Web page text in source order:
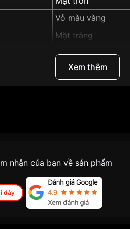
Vỏ màu vàng
Mặt trắng
12.5mm
"SRWatch 42mm
Xem thêm
nhận của bạn về sản phẩm
đây